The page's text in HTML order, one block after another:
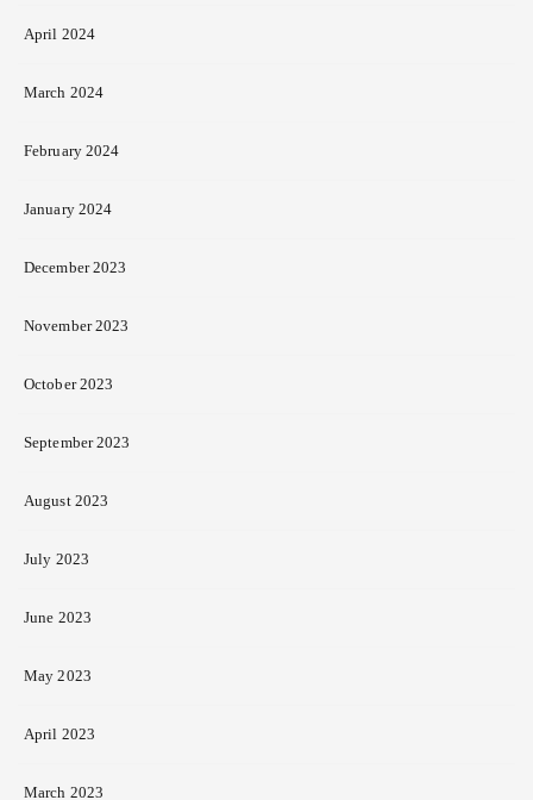
April 2024
March 2024
February 2024
January 2024
December 2023
November 2023
October 2023
September 2023
August 2023
July 2023
June 2023
May 2023
April 2023
March 2023